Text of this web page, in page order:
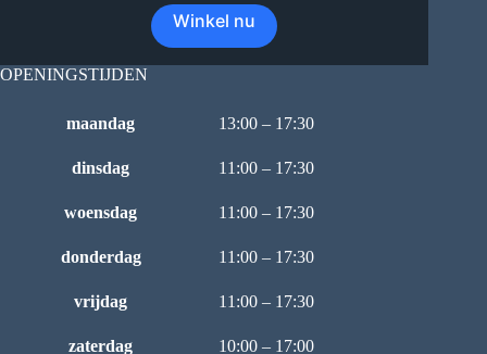
Winkel nu
OPENINGSTIJDEN
maandag 13:00 – 17:30
dinsdag 11:00 – 17:30
woensdag 11:00 – 17:30
donderdag 11:00 – 17:30
vrijdag 11:00 – 17:30
zaterdag 10:00 – 17:00